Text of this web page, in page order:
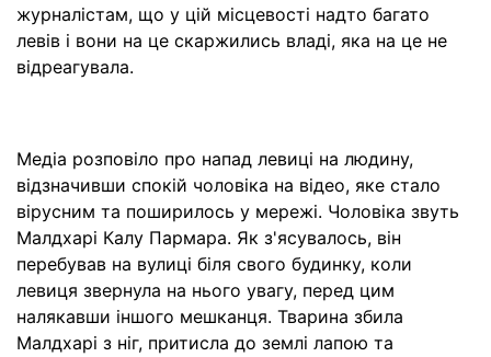
журналістам, що у цій місцевості надто багато
левів і вони на це скаржились владі, яка на це не
відреагувала.
Медіа розповіло про напад левиці на людину,
відзначивши спокій чоловіка на відео, яке стало
вірусним та поширилось у мережі. Чоловіка звуть
Малдхарі Калу Пармара. Як з'ясувалось, він
перебував на вулиці біля свого будинку, коли
левиця звернула на нього увагу, перед цим
налякавши іншого мешканця. Тварина збила
Малдхарі з ніг, притисла до землі лапою та